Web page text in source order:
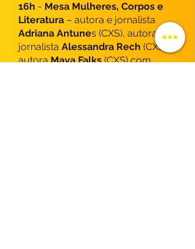
16h - Mesa Mulheres, Corpos e
Literatura – autora e jornalista
Adriana Antunes (CXS), autora e
jornalista Alessandra Rech (CXS) e
autoraMaya Falks(CXS) com